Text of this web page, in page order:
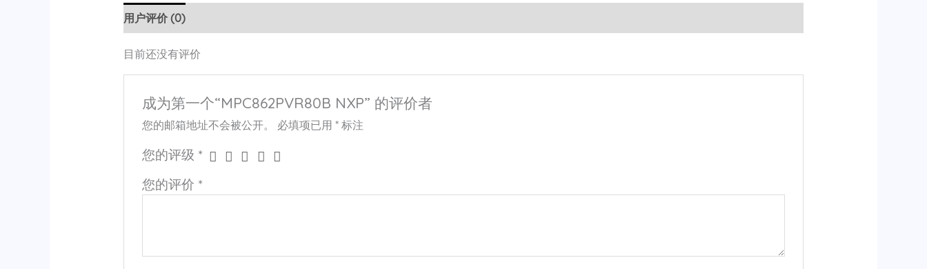
用户评价 (0)
目前还没有评价
成为第一个“MPC862PVR80B NXP” 的评价者
您的邮箱地址不会被公开。 必填项已用* 标注
您的评级 *
您的评价 *